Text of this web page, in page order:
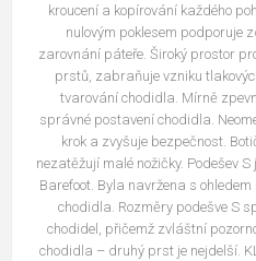
kroucení a kopírování každého
nulovým poklesem podporuje
zarovnání páteře. Široký prostor
prstů, zabraňuje vzniku
tvarování chodidla. Mírně
správné postavení chodidla.
krok a zvyšuje bezpečnost.
nezatěžují malé nožičky. Podešev
Barefoot. Byla navržena s
chodidla. Rozměry podešve S
chodidel, přičemž zvláštní
chodidla – druhý prst je nejdelší.